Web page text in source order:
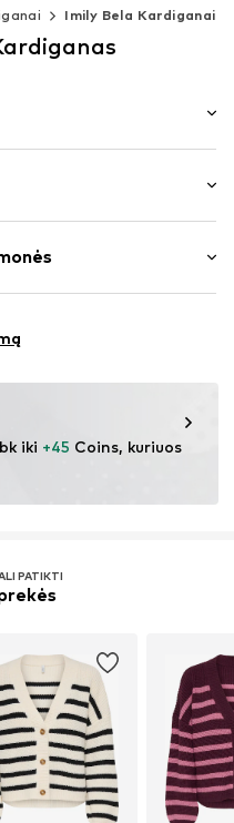
Imily Bela Kardiganai
iki +45 Coins, kuriuos
PATIKTI